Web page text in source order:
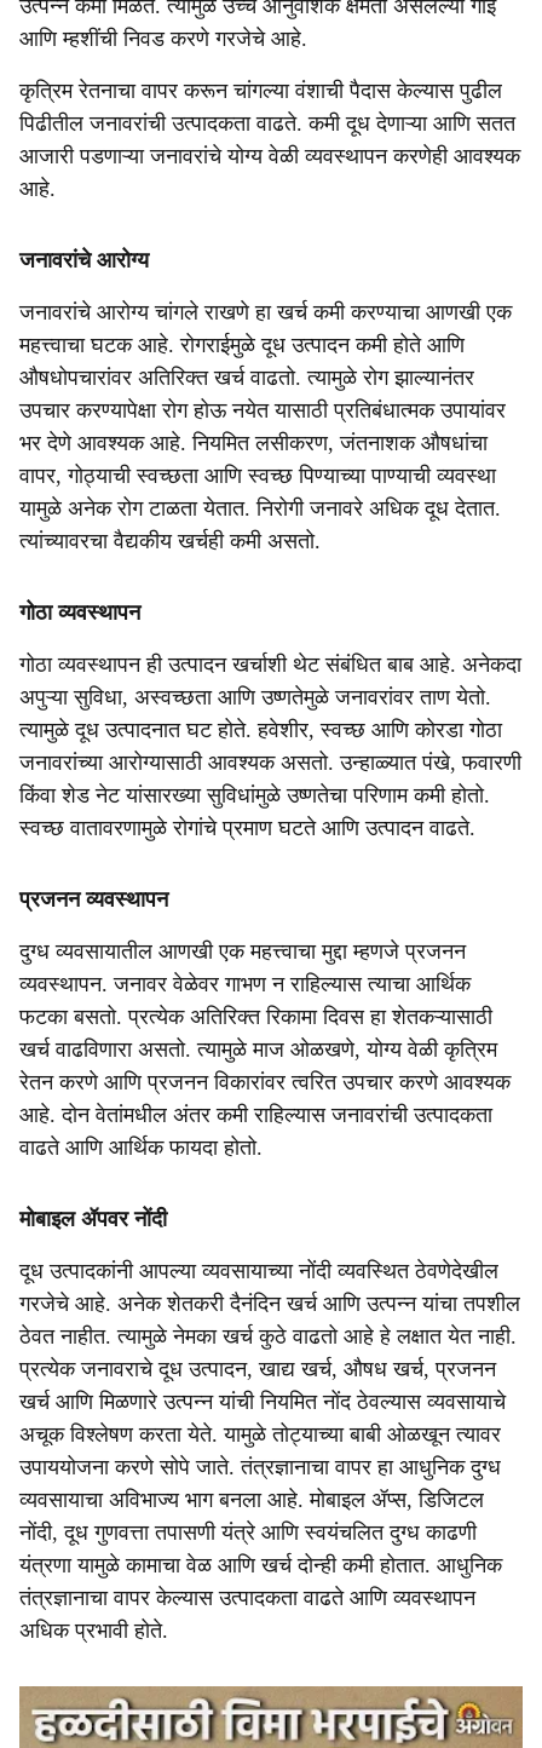
उत्पन्न कमी मिळते. त्यामुळे उच्च आनुवंशिक क्षमता असलेल्या गाई
आणि म्हशींची निवड करणे गरजेचे आहे.
कृत्रिम रेतनाचा वापर करून चांगल्या वंशाची पैदास केल्यास पुढील
पिढीतील जनावरांची उत्पादकता वाढते. कमी दूध देणाऱ्या आणि सतत
आजारी पडणाऱ्या जनावरांचे योग्य वेळी व्यवस्थापन करणेही आवश्यक
आहे.
जनावरांचे आरोग्य
जनावरांचे आरोग्य चांगले राखणे हा खर्च कमी करण्याचा आणखी एक
महत्त्वाचा घटक आहे. रोगराईमुळे दूध उत्पादन कमी होते आणि
औषधोपचारांवर अतिरिक्त खर्च वाढतो. त्यामुळे रोग झाल्यानंतर
उपचार करण्यापेक्षा रोग होऊ नयेत यासाठी प्रतिबंधात्मक उपायांवर
भर देणे आवश्यक आहे. नियमित लसीकरण, जंतनाशक औषधांचा
वापर, गोठ्याची स्वच्छता आणि स्वच्छ पिण्याच्या पाण्याची व्यवस्था
यामुळे अनेक रोग टाळता येतात. निरोगी जनावरे अधिक दूध देतात.
त्यांच्यावरचा वैद्यकीय खर्चही कमी असतो.
गोठा व्यवस्थापन
गोठा व्यवस्थापन ही उत्पादन खर्चाशी थेट संबंधित बाब आहे. अनेकदा
अपुऱ्या सुविधा, अस्वच्छता आणि उष्णतेमुळे जनावरांवर ताण येतो.
त्यामुळे दूध उत्पादनात घट होते. हवेशीर, स्वच्छ आणि कोरडा गोठा
जनावरांच्या आरोग्यासाठी आवश्यक असतो. उन्हाळ्यात पंखे, फवारणी
किंवा शेड नेट यांसारख्या सुविधांमुळे उष्णतेचा परिणाम कमी होतो.
स्वच्छ वातावरणामुळे रोगांचे प्रमाण घटते आणि उत्पादन वाढते.
प्रजनन व्यवस्थापन
दुग्ध व्यवसायातील आणखी एक महत्त्वाचा मुद्दा म्हणजे प्रजनन
व्यवस्थापन. जनावर वेळेवर गाभण न राहिल्यास त्याचा आर्थिक
फटका बसतो. प्रत्येक अतिरिक्त रिकामा दिवस हा शेतकऱ्यासाठी
खर्च वाढविणारा असतो. त्यामुळे माज ओळखणे, योग्य वेळी कृत्रिम
रेतन करणे आणि प्रजनन विकारांवर त्वरित उपचार करणे आवश्यक
आहे. दोन वेतांमधील अंतर कमी राहिल्यास जनावरांची उत्पादकता
वाढते आणि आर्थिक फायदा होतो.
मोबाइल ॲपवर नोंदी
दूध उत्पादकांनी आपल्या व्यवसायाच्या नोंदी व्यवस्थित ठेवणेदेखील
गरजेचे आहे. अनेक शेतकरी दैनंदिन खर्च आणि उत्पन्न यांचा तपशील
ठेवत नाहीत. त्यामुळे नेमका खर्च कुठे वाढतो आहे हे लक्षात येत नाही.
प्रत्येक जनावराचे दूध उत्पादन, खाद्य खर्च, औषध खर्च, प्रजनन
खर्च आणि मिळणारे उत्पन्न यांची नियमित नोंद ठेवल्यास व्यवसायाचे
अचूक विश्लेषण करता येते. यामुळे तोट्याच्या बाबी ओळखून त्यावर
उपाययोजना करणे सोपे जाते. तंत्रज्ञानाचा वापर हा आधुनिक दुग्ध
व्यवसायाचा अविभाज्य भाग बनला आहे. मोबाइल ॲप्स, डिजिटल
नोंदी, दूध गुणवत्ता तपासणी यंत्रे आणि स्वयंचलित दुग्ध काढणी
यंत्रणा यामुळे कामाचा वेळ आणि खर्च दोन्ही कमी होतात. आधुनिक
तंत्रज्ञानाचा वापर केल्यास उत्पादकता वाढते आणि व्यवस्थापन
अधिक प्रभावी होते.